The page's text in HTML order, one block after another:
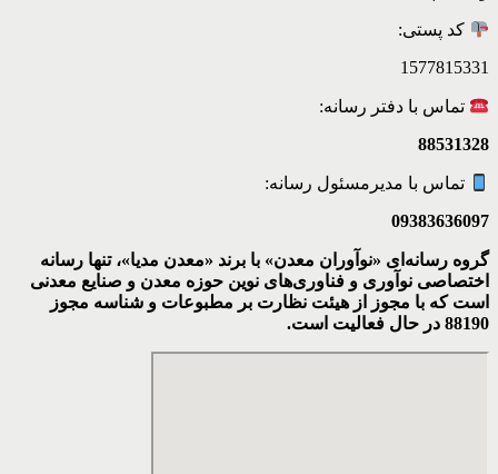
کد پستی:
1577815331
تماس با دفتر رسانه:
88531328
تماس با مدیرمسئول رسانه:
09383636097
گروه رسانه‌ای «نوآوران معدن» با برند «معدن مدیا»، تنها رسانه
اختصاصی نوآوری و فناوری‌های نوین حوزه معدن و صنایع معدنی‌
است که با مجوز از هیئت نظارت بر مطبوعات و شناسه مجوز
88190 در حال فعالیت است.